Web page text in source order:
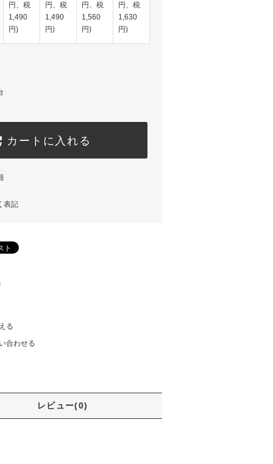
円、税
1,490
円)
円、税
1,490
円)
円、税
1,560
円)
円、税
1,630
円)
カートに入れる
表記
る
合わせる
レビュー(0)